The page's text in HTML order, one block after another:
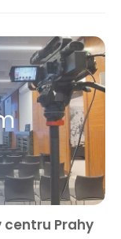
Prahy